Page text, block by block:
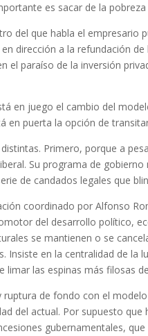
es sacar de la pobreza
del que habla el empresario
dirección a la refundación
el paraíso de la inversión
en juego el cambio del
en puerta la opción de
Primero, porque a
Su programa de
de candados legales que
coordinado por Alfonso
del desarrollo político,
se mantienen o se
Insiste en la centralidad de
las espinas más filosas
ruptura de fondo con el
del actual. Por supuesto
gubernamentales,